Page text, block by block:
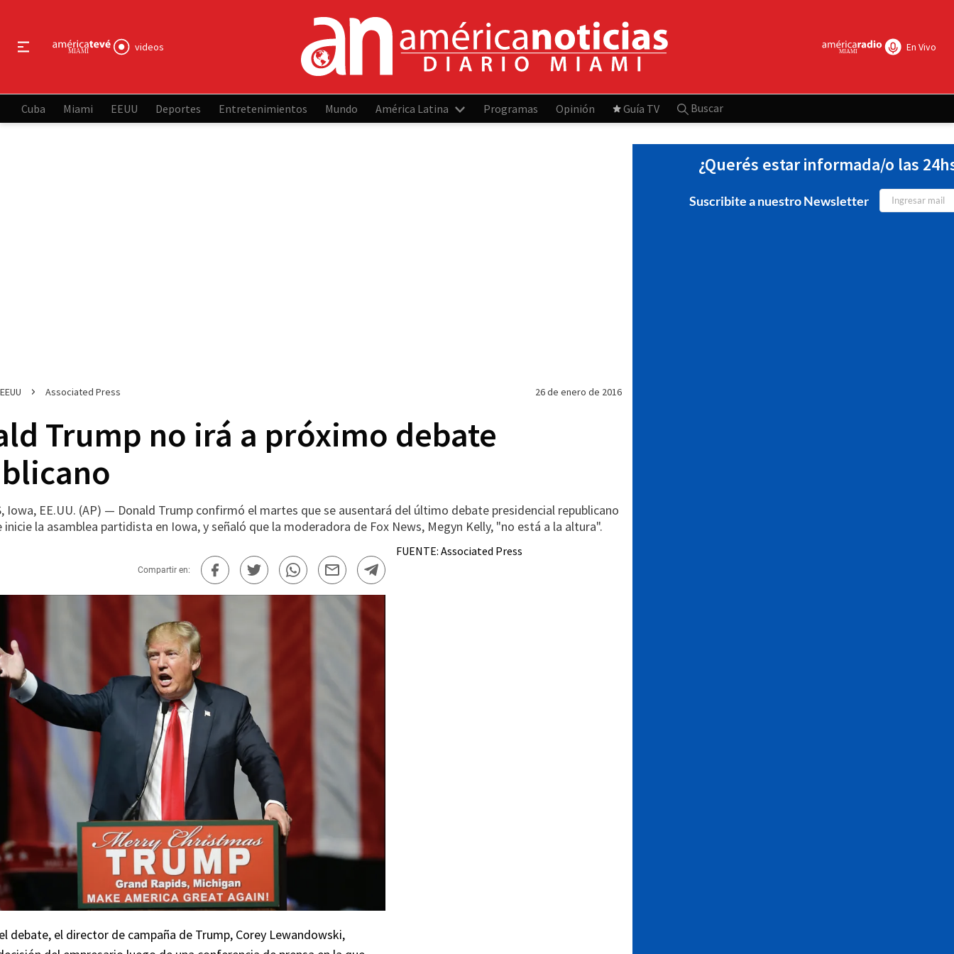
videos En Vivo
Cuba Miami EEUU Deportes Entretenimientos Mundo América Latina Programas Opinión Guía TV Buscar
EEUU Associated Press 26 de enero de 2016
Trump no irá a próximo debate
Iowa, EE.UU. (AP) — Donald Trump confirmó el martes que se ausentará del último debate presidencial republicano
inicie la asamblea partidista en Iowa, y señaló que la moderadora de Fox News, Megyn Kelly, "no está a la altura".
Compartir en:
debate, el director de campaña de Trump, Corey Lewandowski,
FUENTE: Associated Press
¿Querés estar informada/o las
Suscribite a nuestro Newsletter